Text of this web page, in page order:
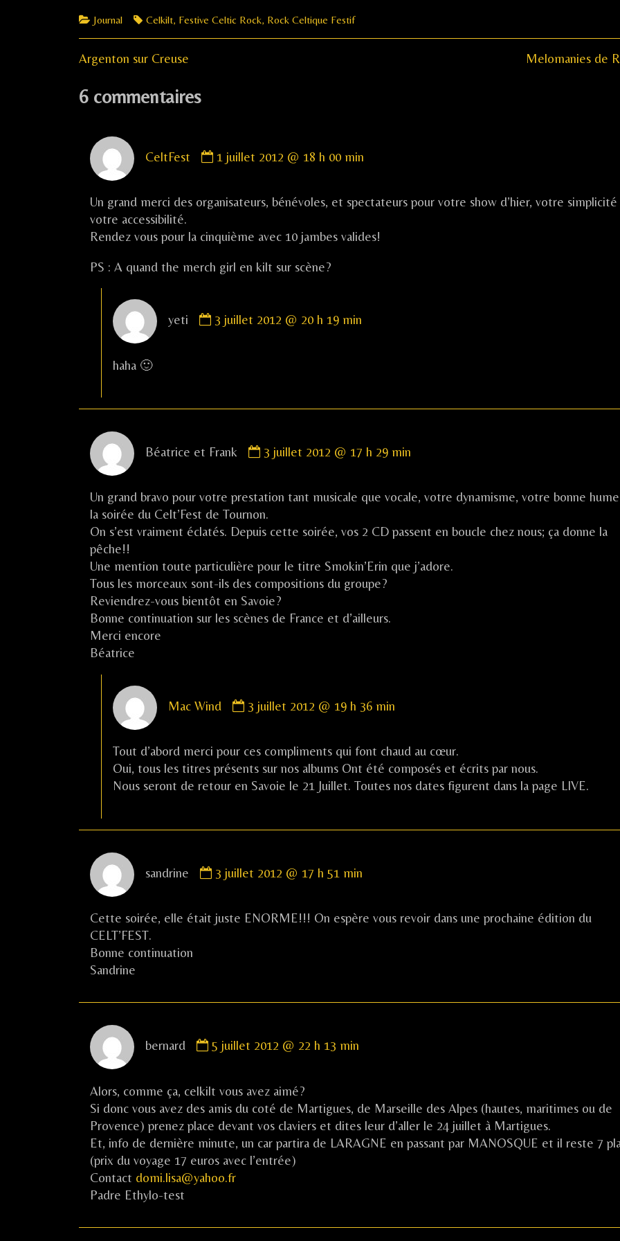
Categories
Journal Tags
Celkilt, Festive Celtic Rock, Rock Celtique Festif
Navigation
de
Previous
Argenton sur Creuse
Next
Melomanies de
6 commentaires
CeltFest
by
published
1 juillet 2012 @ 18 h 00 min
Un grand merci des organisateurs, bénévoles, et spectateurs pour votre show d’hier, votre
votre accessibilité.
Rendez vous pour la cinquième avec 10 jambes valides!
PS : A quand the merch girl en kilt sur scène?
yeti
by
3 juillet 2012 @ 20 h 19 min
haha 🙂
Béatrice et Frank
by
et
published
3 juillet 2012 @ 17 h 29 min
Un grand bravo pour votre prestation tant musicale que vocale, votre dynamisme, votre bonne
la soirée du Celt’Fest de Tournon.
On s’est vraiment éclatés. Depuis cette soirée, vos 2 CD passent en boucle chez nous; ça donne la
pêche!!
Une mention toute particulière pour le titre Smokin’Erin que j’adore.
Tous les morceaux sont-ils des compositions du groupe?
Reviendrez-vous bientôt en Savoie?
Bonne continuation sur les scènes de France et d’ailleurs.
Merci encore
Béatrice
Mac Wind
by
published
on
3 juillet 2012 @ 19 h 36 min
Tout d’abord merci pour ces compliments qui font chaud au cœur.
Oui, tous les titres présents sur nos albums Ont été composés et écrits par nous.
Nous seront de retour en Savoie le 21 Juillet. Toutes nos dates figurent dans la page LIVE.
sandrine
by
published
on
3 juillet 2012 @ 17 h 51 min
Cette soirée, elle était juste ENORME!!! On espère vous revoir dans une prochaine édition du
CELT’FEST.
Bonne continuation
Sandrine
bernard
by
published
5 juillet 2012 @ 22 h 13 min
Alors, comme ça, celkilt vous avez aimé?
Si donc vous avez des amis du coté de Martigues, de Marseille des Alpes (hautes, maritimes ou de
Provence) prenez place devant vos claviers et dites leur d’aller le 24 juillet à Martigues.
Et, info de dernière minute, un car partira de LARAGNE en passant par MANOSQUE et il reste 7
(prix du voyage 17 euros avec l’entrée)
Contact domi.lisa@yahoo.fr
Padre Ethylo-test